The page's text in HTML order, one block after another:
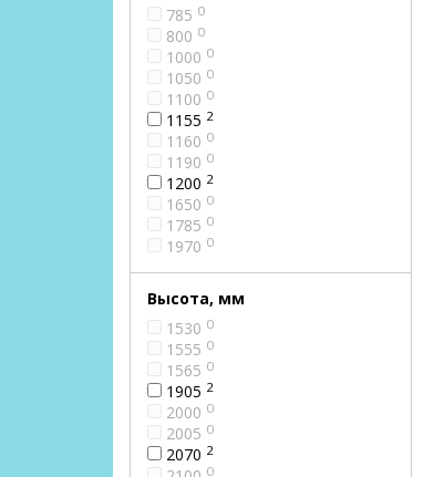
785 0
800 0
1000 0
1050 0
1100 0
1155 2
1160 0
1190 0
1200 2
1650 0
1785 0
1970 0
Высота, мм
1530 0
1555 0
1565 0
1905 2
2000 0
2005 0
2070 2
0